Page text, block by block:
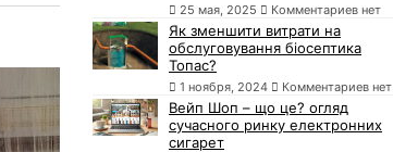
25 мая, 2025 Комментариев нет
Як зменшити витрати на
обслуговування біосептика
Топас?
1 ноября, 2024 Комментариев нет
Вейп Шоп – що це? огляд
сучасного ринку електронних
сигарет